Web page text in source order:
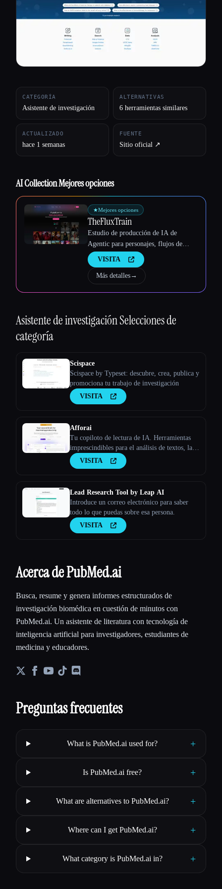
Todas las categorías
CATEGORÍA
Asistente de investigación
ALTERNATIVAS
6 herramientas similares
ACTUALIZADO
hace 1 semanas
FUENTE
Sitio oficial ↗︎
AI Collection Mejores opciones
★Mejores opciones
TheFluxTrain
Estudio de producción de IA de
Agentic para personajes, flujos de
trabajo y vídeos coherentes
VISITA
Más detalles→
Asistente de investigaciónSelecciones de
categoría
Scispace
Scispace by Typeset: descubre, crea, publica y
promociona tu trabajo de investigación
VISITA
Afforai
Tu copiloto de lectura de IA. Herramientas
imprescindibles para el análisis de textos, la
investigación y la búsqueda de documentos
VISITA
Lead Research Tool by Leap AI
Introduce un correo electrónico para saber
todo lo que puedas sobre esa persona.
VISITA
Acerca de PubMed.ai
Busca, resume y genera informes estructurados de
investigación biomédica en cuestión de minutos con
PubMed.ai. Un asistente de literatura con tecnología de
inteligencia artificial para investigadores, estudiantes de
medicina y educadores.
Preguntas frecuentes
What is PubMed.ai used for? +
Is PubMed.ai free? +
What are alternatives to PubMed.ai? +
Where can I get PubMed.ai? +
What category is PubMed.ai in? +